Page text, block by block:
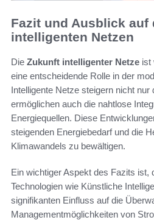
Fazit und Ausblick auf
intelligenten Netzen
Die Zukunft intelligenter Netze ist
eine entscheidende Rolle in der
Intelligente Netze steigern nicht nur
ermöglichen auch die nahtlose
Energiequellen. Diese
steigenden Energiebedarf und die
Klimawandels zu bewältigen.
Ein wichtiger Aspekt des Fazits ist,
Technologien wie Künstliche
signifikanten Einfluss auf die
Managementmöglichkeiten von